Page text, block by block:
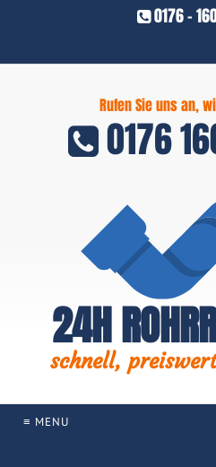
0176 -
Rufen Sie uns an,
0176
24H
schnell,
≡ MENU